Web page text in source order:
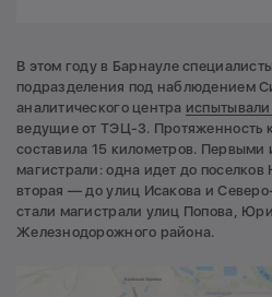
В этом году в Барнауле
подразделения под наблюдением
аналитического центра
ведущие от ТЭЦ-3. Протяженность
составила 15 километров.
магистрали: одна идет до
вторая — до улиц Исакова и
стали магистрали улиц Попова,
Железнодорожного района.